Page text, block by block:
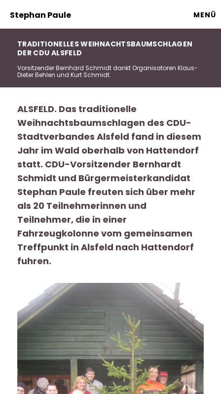
Stephan Paule MENÜ
TRADITIONELLES WEIHNACHTSBAUMSCHLAGEN
DER CDU ALSFELD
Vorsitzender Bernhard Schmidt dankt Organisatoren Klaus-
Dieter Behlen und Kurt Schmidt.
ALSFELD. Das traditionelle
Weihnachtsbaumschlagen des CDU-
Stadtverbandes Alsfeld fand in diesem
Jahr im Wald oberhalb von Hattendorf
statt. CDU-Vorsitzender Bernhardt
Schmidt und Bürgermeisterkandidat
Stephan Paule freuten sich über mehr
als 20 Teilnehmerinnen und
Teilnehmer, die in einer
Fahrzeugkolonne vom gemeinsamen
Treffpunkt in Alsfeld nach Hattendorf
fuhren.